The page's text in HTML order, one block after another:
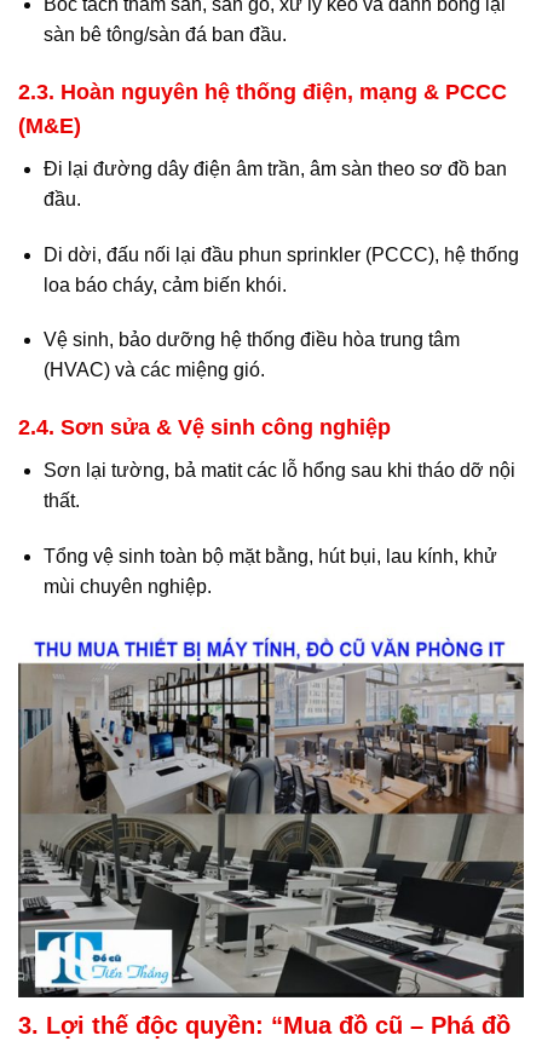
Bóc tách thảm sàn, sàn gỗ, xử lý keo và đánh bóng lại
sàn bê tông/sàn đá ban đầu.
2.3. Hoàn nguyên hệ thống điện, mạng & PCCC
(M&E)
Đi lại đường dây điện âm trần, âm sàn theo sơ đồ ban
đầu.
Di dời, đấu nối lại đầu phun sprinkler (PCCC), hệ thống
loa báo cháy, cảm biến khói.
Vệ sinh, bảo dưỡng hệ thống điều hòa trung tâm
(HVAC) và các miệng gió.
2.4. Sơn sửa & Vệ sinh công nghiệp
Sơn lại tường, bả matit các lỗ hổng sau khi tháo dỡ nội
thất.
Tổng vệ sinh toàn bộ mặt bằng, hút bụi, lau kính, khử
mùi chuyên nghiệp.
3. Lợi thế độc quyền: “Mua đồ cũ – Phá đồ